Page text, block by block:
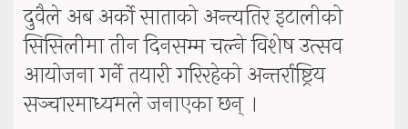
दुवैले अब अर्को साताको अन्त्यतिर इटालीको
सिसिलीमा तीन दिनसम्म चल्ने विशेष उत्सव
आयोजना गर्ने तयारी गरिरहेको अन्तर्राष्ट्रिय
सञ्चारमाध्यमले जनाएका छन् ।